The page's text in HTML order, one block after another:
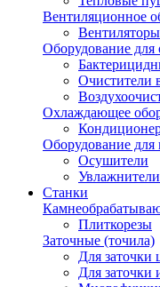
Вентиляционное
Вентиляторы
Оборудование для
Очистители
Охлаждающее
Оборудование для
Осушители
Увлажнители
Станки
Плиткорезы
Заточные (точила)
Для заточки
Для заточки